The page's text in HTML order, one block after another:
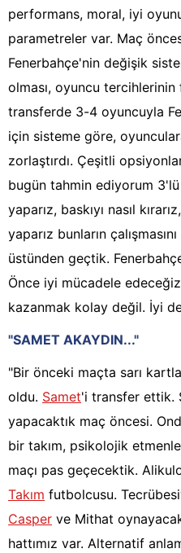
performans, moral, iyi
parametreler var. Maç
Fenerbahçe'nin değişik
olması, oyuncu tercihlerinin
transferde 3-4 oyuncuyla
için sisteme göre,
zorlaştırdı. Çeşitli
bugün tahmin ediyorum 3'lü
yaparız, baskıyı nasıl
yaparız bunların
üstünden geçtik.
Önce iyi mücadele
kazanmak kolay değil. İyi
"SAMET AKAYDIN..."
"Bir önceki maçta sarı
oldu. Samet'i transfer ettik.
yapacaktık maç öncesi.
bir takım, psikolojik
maçı pas geçecektik.
Takım futbolcusu.
Casper ve Mithat
hattımız var. Alternatif